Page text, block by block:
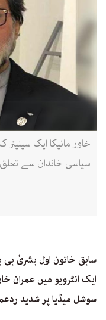
خاور مانیکا ایک
سیاسی خاندان سے
سابق خاتون اول بشریٰ
ایک انٹرویو میں عمران
سوشل میڈیا پر شدید